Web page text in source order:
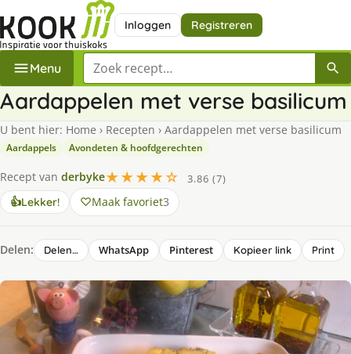
Inloggen Registreren
Menu Zoek een recept
Aardappelen met verse basilicum
U bent hier: Home › Recepten › Aardappelen met verse basilicum
Aardappels Avondeten & hoofdgerechten
Recept van derbyke★★★★☆
3.86 (7)
👍Lekker! Maak favoriet3
Delen: Delen… WhatsApp Pinterest Kopieer link Print